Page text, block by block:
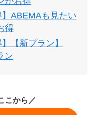
】ABEMAも見たい
得
【新プラン】
ン
こから／